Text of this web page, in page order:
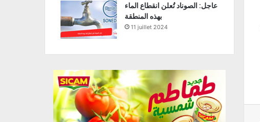
عاجل: الصوناد تُعلن انقطاع الماء
بهذه المنطقة
11 juillet 2024